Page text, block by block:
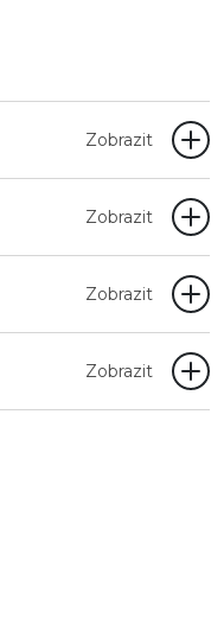
Zobrazit
Zobrazit
Zobrazit
Zobrazit